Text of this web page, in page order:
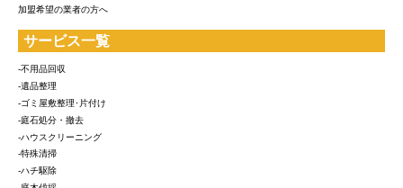
加盟希望の業者の方へ
サービス一覧
-不用品回収
-遺品整理
-ゴミ屋敷整理･片付け
-庭石処分・撤去
-ハウスクリーニング
-特殊清掃
-ハチ駆除